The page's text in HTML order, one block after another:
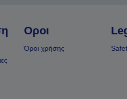
Οροι
Όροι χρήσης